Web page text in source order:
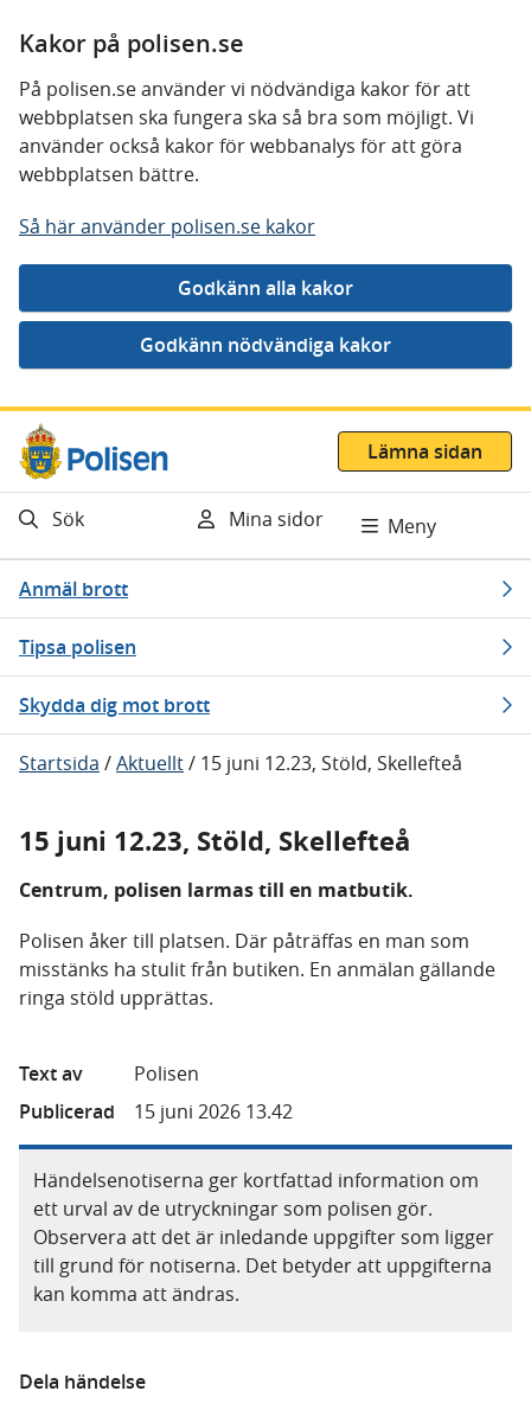
Kakor på polisen.se
På polisen.se använder vi nödvändiga kakor för att
webbplatsen ska fungera ska så bra som möjligt. Vi
använder också kakor för webbanalys för att göra
webbplatsen bättre.
Så här använder polisen.se kakor
Gå direkt till innehåll
Lämna sidan
Sök Mina sidor Meny
Anmäl brott
Tipsa polisen
Skydda dig mot brott
Startsida /Aktuellt/ 15 juni 12.23, Stöld, Skellefteå
15 juni 12.23, Stöld, Skellefteå
Centrum, polisen larmas till en matbutik.
Polisen åker till platsen. Där påträffas en man som
misstänks ha stulit från butiken. En anmälan gällande
ringa stöld upprättas.
Text av
Polisen
Publicerad
15 juni 2026 13.42
Händelsenotiserna ger kortfattad information om
ett urval av de utryckningar som polisen gör.
Observera att det är inledande uppgifter som ligger
till grund för notiserna. Det betyder att uppgifterna
kan komma att ändras.
Dela händelse